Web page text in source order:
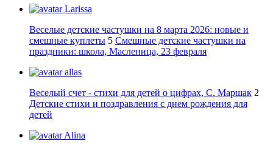
Larissa
Веселые детские частушки на 8 марта 2026: новые и
смешные куплеты 5 Смешные детские частушки на
праздники: школа, Масленица, 23 февраля
allas
Веселый счет - стихи для детей о цифрах, С. Маршак 2
Детские стихи и поздравления с днем рождения для
детей
Alina